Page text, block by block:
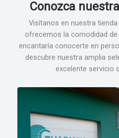
Conozca nuestra
Visítanos en nuestra
ofrecemos la comodidad
encantaría conocerte en
descubre nuestra amplia
excelente servicio